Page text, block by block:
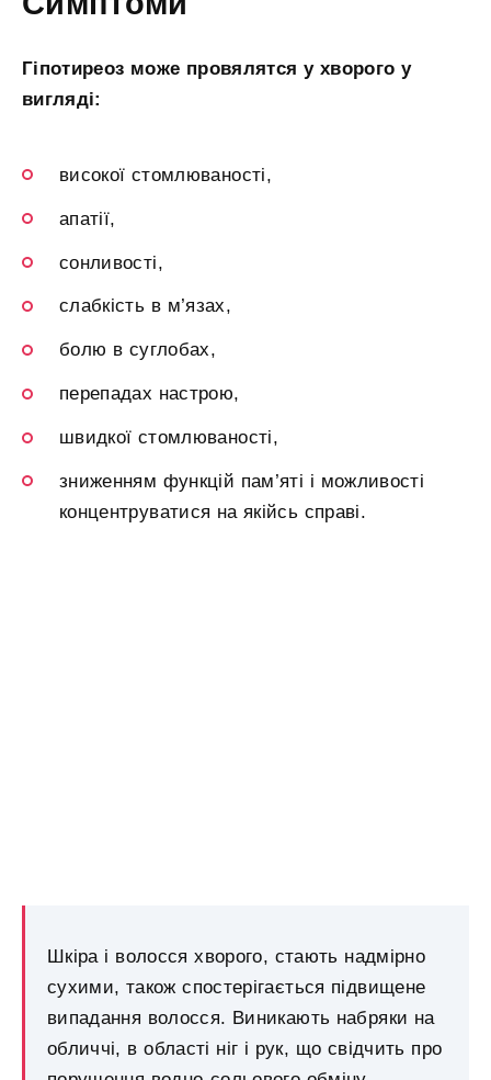
Гіпотиреоз може провялятся у хворого у
вигляді:
високої стомлюваності,
апатії,
сонливості,
слабкість в м’язах,
болю в суглобах,
перепадах настрою,
швидкої стомлюваності,
зниженням функцій пам’яті і можливості
концентруватися на якійсь справі.
Шкіра і волосся хворого, стають надмірно
сухими, також спостерігається підвищене
випадання волосся. Виникають набряки на
обличчі, в області ніг і рук, що свідчить про